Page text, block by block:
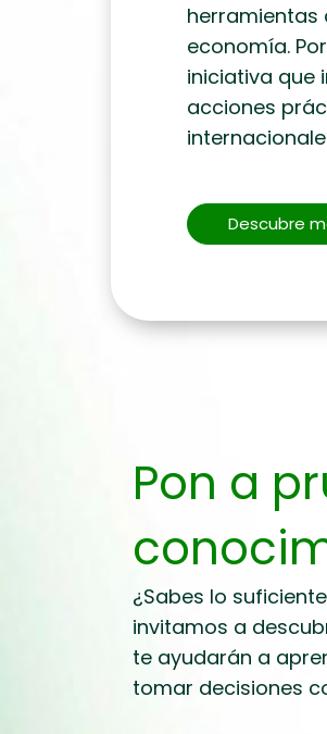
herramientas
economía.
iniciativa que
acciones
Descubre
Pon a
¿Sabes lo
invitamos a
te ayudarán a
tomar decisiones